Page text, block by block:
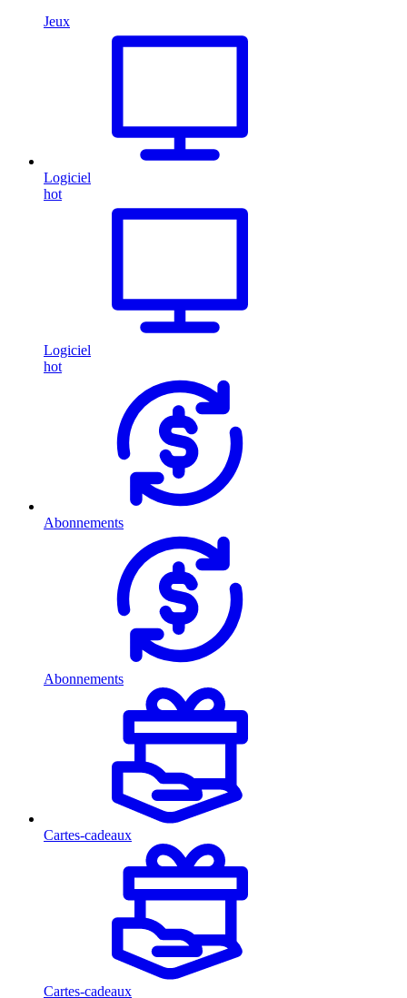
Jeux
Logiciel
hot
Logiciel
hot
Abonnements
Abonnements
Cartes-cadeaux
Cartes-cadeaux